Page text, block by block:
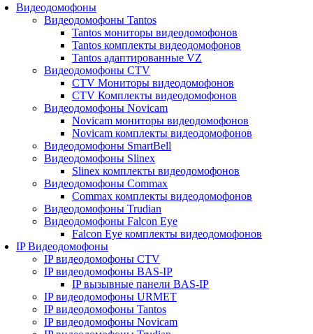
Видеодомофоны
Видеодомофоны Tantos
Tantos мониторы видеодомофонов
Tantos комплекты видеодомофонов
Tantos адаптированные VZ
Видеодомофоны CTV
CTV Мониторы видеодомофонов
CTV Комплекты видеодомофонов
Видеодомофоны Novicam
Novicam мониторы видеодомофонов
Novicam комплекты видеодомофонов
Видеодомофоны SmartBell
Видеодомофоны Slinex
Slinex комплекты видеодомофонов
Видеодомофоны Commax
Commax комплекты видеодомофонов
Видеодомофоны Trudian
Видеодомофоны Falcon Eye
Falcon Eye комплекты видеодомофонов
IP Видеодомофоны
IP видеодомофоны CTV
IP видеодомофоны BAS-IP
IP вызывные панели BAS-IP
IP видеодомофоны URMET
IP видеодомофоны Tantos
IP видеодомофоны Novicam